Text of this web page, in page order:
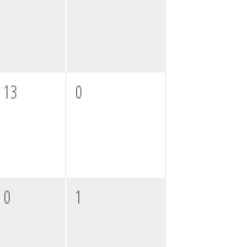
13 0
0 1